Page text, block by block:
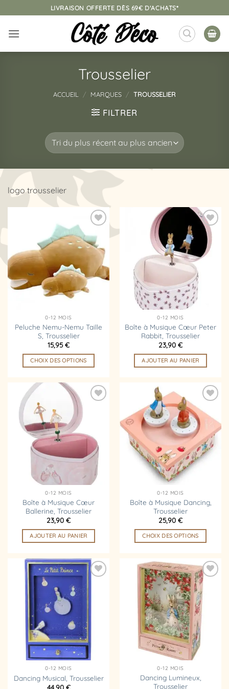
au
contenu
LIVRAISON OFFERTE DÈS 69€ D'ACHATS*
Trousselier
ACCUEIL / MARQUES / TROUSSELIER
FILTRER
logo trousselier
Ajouter
à la
liste
d’envies
0-12 MOIS
Peluche Nemu-Nemu Taille
S, Trousselier
15,95€
CHOIX DES OPTIONS
produit
plusieurs
variations.
Les
options
être
sur
la
page
du
produit
Ajouter
à la
liste
d’envies
0-12 MOIS
Boîte à Musique Cœur Peter
Rabbit, Trousselier
23,90 €
AJOUTER AU PANIER
0-12 MOIS
Boîte à Musique Cœur
Ballerine, Trousselier
23,90 €
AJOUTER AU PANIER
Ajouter
à la
liste
d’envies
0-12 MOIS
Boîte à Musique Dancing,
Trousselier
25,90 €
CHOIX DES OPTIONS
a
plusieurs
variations.
Les
options
peuvent
être
choisies
sur
la
page
0-12 MOIS
Dancing Musical, Trousselier
Ajouter
à la
liste
d’envies
0-12 MOIS
Dancing Lumineux,
Trousselier